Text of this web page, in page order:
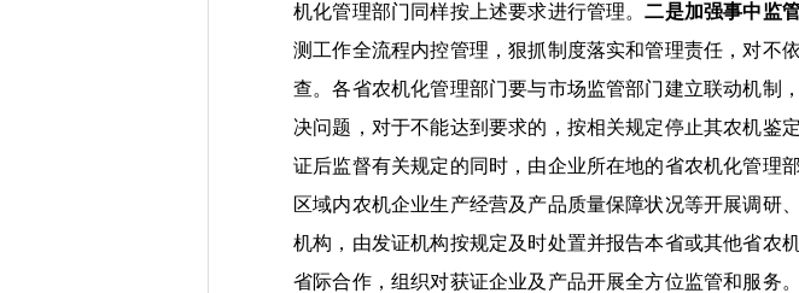
机化管理部门同样按上述要求进行管理。二是加强事中监
测 工作全流程内控管理，狠抓制度落实和管理责任， 对不
查。各省农机化管理部门要与市场监管部门建立联动机制
决问题，对于不能达到要求的，按相关规定停止其农机鉴
证后监督有关规定的同时，由企业所在地的省农机化管理
区域内农机企业生产经营及产品质量保障状况等开展调研
机构，由发证机构按规定及时处置并报告本省或其他省农
省际合作，组织对获证企业及产品开展全方位监管和服务